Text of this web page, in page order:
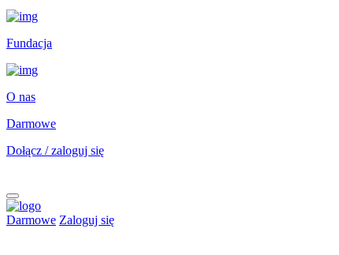
Fundacja
O nas
Darmowe
Dołącz / zaloguj się
Darmowe Zaloguj się